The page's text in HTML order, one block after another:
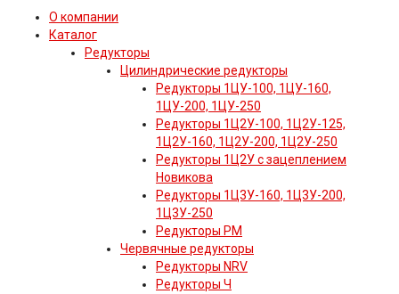
О компании
Каталог
Редукторы
Цилиндрические редукторы
Редукторы 1ЦУ-100, 1ЦУ-160,
1ЦУ-200, 1ЦУ-250
Редукторы 1Ц2У-100, 1Ц2У-125,
1Ц2У-160, 1Ц2У-200, 1Ц2У-250
Редукторы 1Ц2У с зацеплением
Новикова
Редукторы 1Ц3У-160, 1Ц3У-200,
1Ц3У-250
Редукторы РМ
Червячные редукторы
Редукторы NRV
Редукторы Ч